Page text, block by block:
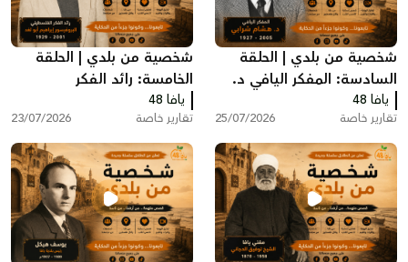
شخصية من بلدي | الحلقة
السادسة: المفكر اليافي د.
هشام شرابي
يافا 48
تقارير خاصة 25/07/2026
شخصية من بلدي | الحلقة
الخامسة: رائد الفكر
الفلسطيني البروفيسور
إبراهيم أبو لغد
يافا 48
تقارير خاصة 23/07/2026